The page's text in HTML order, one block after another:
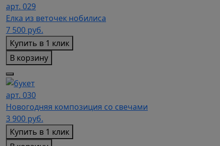
арт. 029
Елка из веточек нобилиса
7 500 руб.
Купить в 1 клик
В корзину
арт. 030
Новогодняя композиция со свечами
3 900 руб.
Купить в 1 клик